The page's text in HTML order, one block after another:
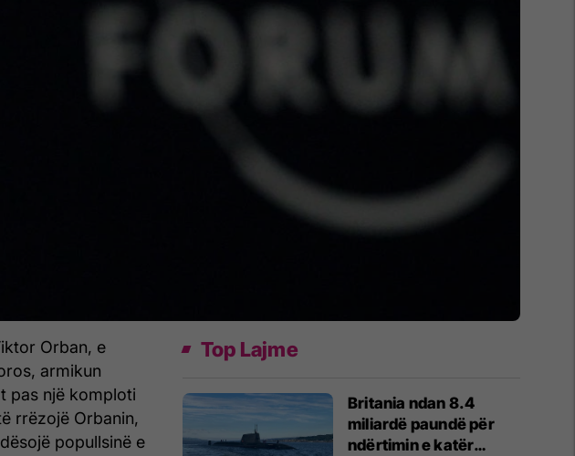
Orban, e
armikun
pas një komploti
rrëzojë Orbanin,
popullsinë e
Top Lajme
Britania ndan 8.4
miliardë paundë për
ndërtimin e katër